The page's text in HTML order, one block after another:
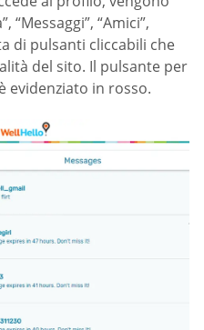
“Messaggi”, “Amici”,
di pulsanti cliccabili che
del sito. Il pulsante per
evidenziato in rosso.